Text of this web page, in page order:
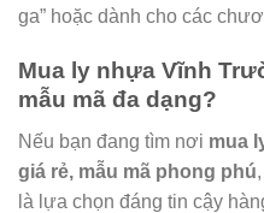
ga” hoặc dành cho các
Mua ly nhựa Vĩnh
mẫu mã đa dạng?
Nếu bạn đang tìm nơi mua
giá rẻ, mẫu mã phong phú
là lựa chọn đáng tin cậy